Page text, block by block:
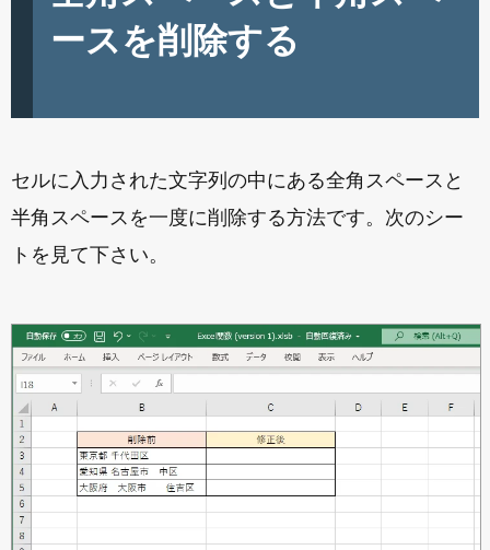
ースを削除する
セルに入力された文字列の中にある全角スペースと
半角スペースを一度に削除する方法です。次のシー
トを見て下さい。